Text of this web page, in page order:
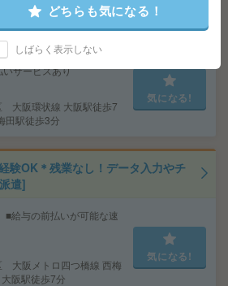
！時給1500円！人材サービス企業
務[派遣]
【月収例】240,000円～ ■
サービスあり
大阪環状線 大阪駅徒歩7
田駅徒歩3分
気になる!
験OK＊残業なし！データ入力やチ
遣]
給与の前払いが可能な速
大阪メトロ四つ橋線 西梅
阪駅徒歩7分
気になる!
どちらも気になる！
しばらく表示しない